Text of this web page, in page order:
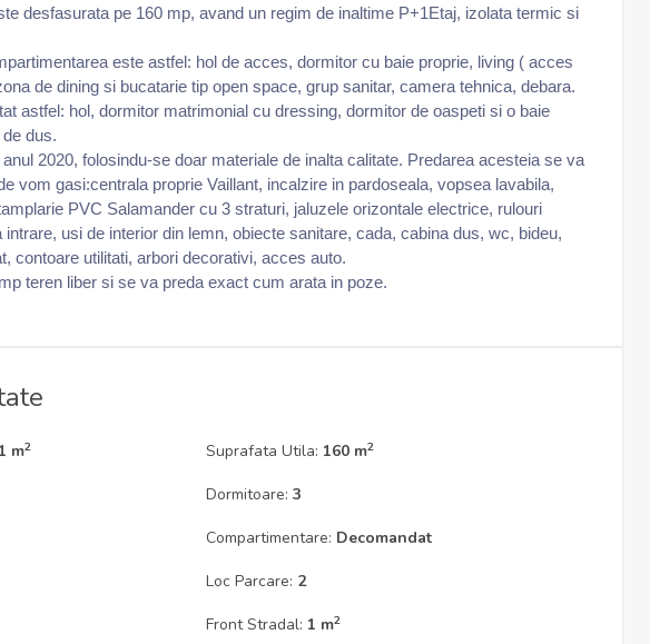
desfasurata pe 160 mp, avand un regim de inaltime P+1Etaj, izolata termic si
este astfel: hol de acces, dormitor cu baie proprie, living ( acces
de dining si bucatarie tip open space, grup sanitar, camera tehnica, debara.
astfel: hol, dormitor matrimonial cu dressing, dormitor de oaspeti si o baie
dus.
2020, folosindu-se doar materiale de inalta calitate. Predarea acesteia se va
vom gasi:centrala proprie Vaillant, incalzire in pardoseala, vopsea lavabila,
PVC Salamander cu 3 straturi, jaluzele orizontale electrice, rulouri
usi de interior din lemn, obiecte sanitare, cada, cabina dus, wc, bideu,
contoare utilitati, arbori decorativi, acces auto.
teren liber si se va preda exact cum arata in poze.
m2 Suprafata Utila: 160 m2
Dormitoare: 3
Compartimentare: Decomandat
Loc Parcare: 2
Front Stradal: 1 m2